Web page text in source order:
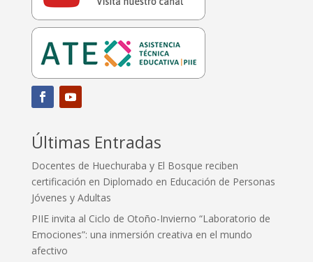
Últimas Entradas
Docentes de Huechuraba y El Bosque reciben
certificación en Diplomado en Educación de Personas
Jóvenes y Adultas
PIIE invita al Ciclo de Otoño-Invierno “Laboratorio de
Emociones”: una inmersión creativa en el mundo
afectivo